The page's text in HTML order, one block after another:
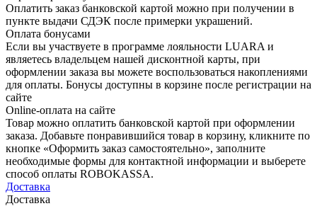
Оплатить заказ банковской картой можно при получении в
пункте выдачи СДЭК после примерки украшений.
Оплата бонусами
Если вы участвуете в программе лояльности LUARA и
являетесь владельцем нашей дисконтной карты, при
оформлении заказа вы можете воспользоваться накоплениями
для оплаты. Бонусы доступны в корзине после регистрации на
сайте
Online-оплата на сайте
Товар можно оплатить банковской картой при оформлении
заказа. Добавьте понравившийся товар в корзину, кликните по
кнопке «Оформить заказ самостоятельно», заполните
необходимые формы для контактной информации и выберете
способ оплаты ROBOKASSA.
Доставка
Доставка